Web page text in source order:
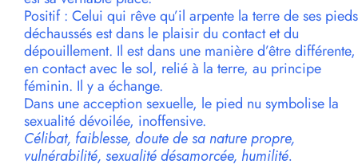
Positif : Celui qui rêve qu’il arpente la terre de ses pieds
déchaussés est dans le plaisir du contact et du
dépouillement. Il est dans une manière d’être différente,
en contact avec le sol, relié à la terre, au principe
féminin. Il y a échange.
Dans une acception sexuelle, le pied nu symbolise la
sexualité dévoilée, inoffensive.
Célibat, faiblesse, doute de sa nature propre,
vulnérabilité, sexualité désamorcée, humilité.